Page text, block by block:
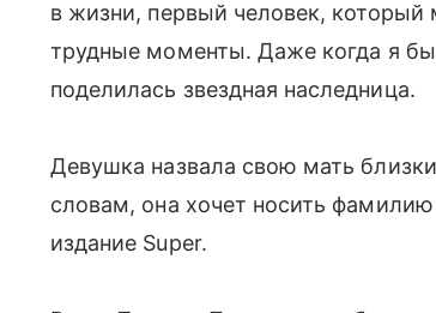
в жизни, первый человек,
трудные моменты. Даже когда я
поделилась звездная наследница.
Девушка назвала свою мать
словам, она хочет носить фамилию
издание Super.